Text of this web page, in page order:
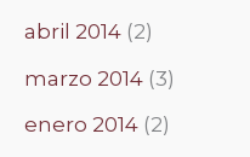
abril 2014 (2)
marzo 2014 (3)
enero 2014 (2)